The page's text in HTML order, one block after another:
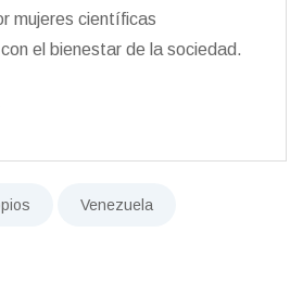
mujeres científicas
el bienestar de la sociedad.
Venezuela